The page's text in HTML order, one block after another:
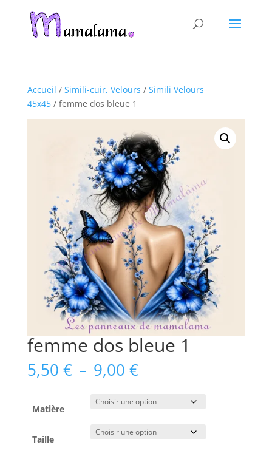
Accueil / Simili-cuir, Velours / Simili Velours
45x45/ femme dos bleue 1
femme dos bleue 1
5,50 € – 9,00 €Plage
de
prix :
5,50 €
à
9,00 €
Matière
Taille